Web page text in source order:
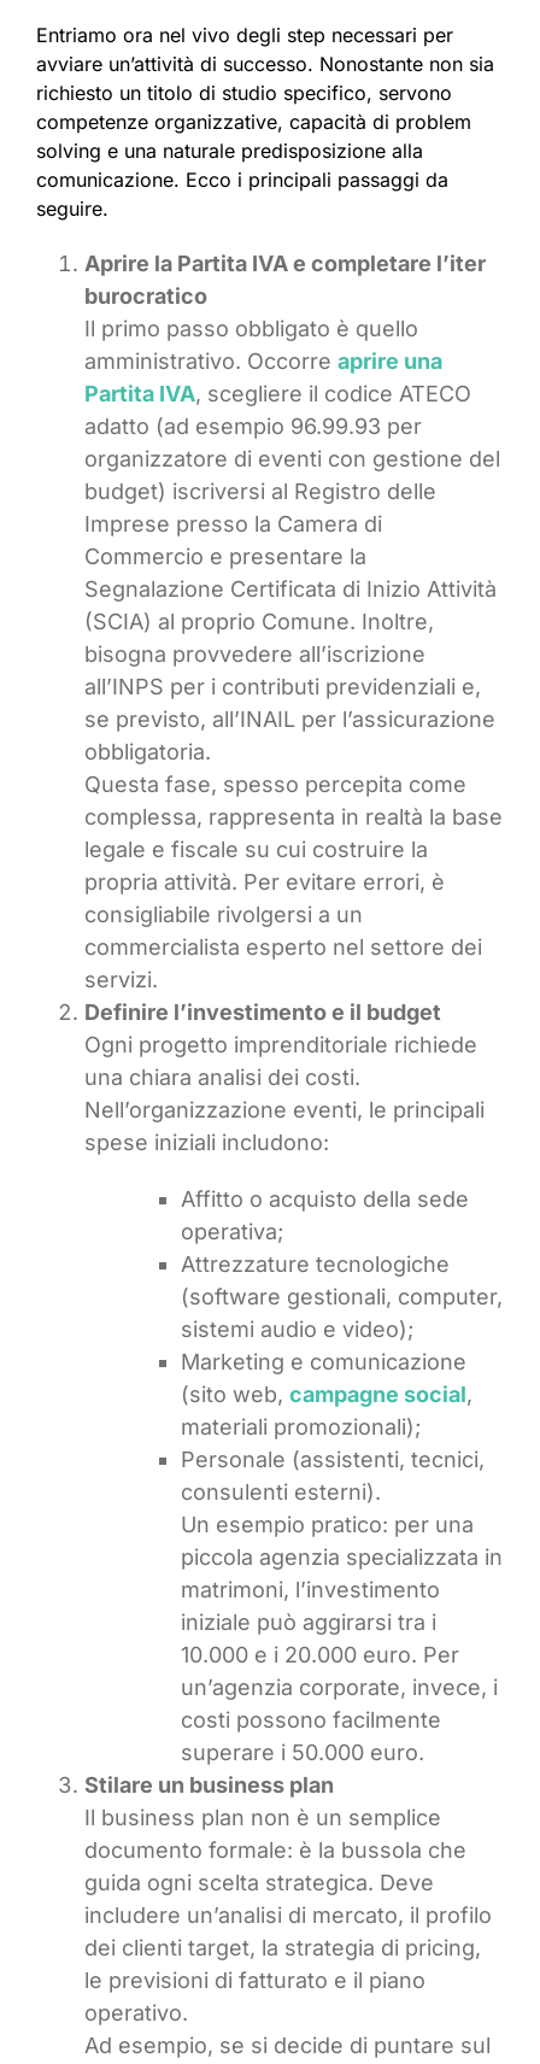
Entriamo ora nel vivo degli step necessari per
avviare un’attività di successo. Nonostante non sia
richiesto un titolo di studio specifico, servono
competenze organizzative, capacità di problem
solving e una naturale predisposizione alla
comunicazione. Ecco i principali passaggi da
seguire.
Aprire la Partita IVA e completare l’iter
burocratico
Il primo passo obbligato è quello
amministrativo. Occorre aprire una
Partita IVA, scegliere il codice ATECO
adatto (ad esempio 96.99.93 per
organizzatore di eventi con gestione del
budget) iscriversi al Registro delle
Imprese presso la Camera di
Commercio e presentare la
Segnalazione Certificata di Inizio Attività
(SCIA) al proprio Comune. Inoltre,
bisogna provvedere all’iscrizione
all’INPS per i contributi previdenziali e,
se previsto, all’INAIL per l’assicurazione
obbligatoria.
Questa fase, spesso percepita come
complessa, rappresenta in realtà la base
legale e fiscale su cui costruire la
propria attività. Per evitare errori, è
consigliabile rivolgersi a un
commercialista esperto nel settore dei
servizi.
Definire l’investimento e il budget
Ogni progetto imprenditoriale richiede
una chiara analisi dei costi.
Nell’organizzazione eventi, le principali
spese iniziali includono:
Affitto o acquisto della sede
operativa;
Attrezzature tecnologiche
(software gestionali, computer,
sistemi audio e video);
Marketing e comunicazione
(sito web, campagne social,
materiali promozionali);
Personale (assistenti, tecnici,
consulenti esterni).
Un esempio pratico: per una
piccola agenzia specializzata in
matrimoni, l’investimento
iniziale può aggirarsi tra i
10.000 e i 20.000 euro. Per
un’agenzia corporate, invece, i
costi possono facilmente
superare i 50.000 euro.
Stilare un business plan
Il business plan non è un semplice
documento formale: è la bussola che
guida ogni scelta strategica. Deve
includere un’analisi di mercato, il profilo
dei clienti target, la strategia di pricing,
le previsioni di fatturato e il piano
operativo.
Ad esempio, se si decide di puntare sul